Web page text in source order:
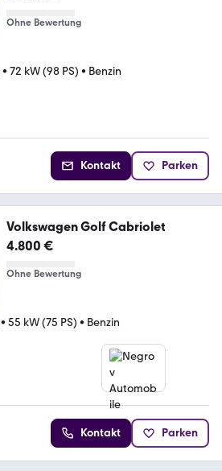
Ohne Bewertung
• 72 kW (98 PS) • Benzin
Kontakt Parken
Volkswagen Golf Cabriolet
4.800 €
Ohne Bewertung
• 55 kW (75 PS) • Benzin
Kontakt Parken